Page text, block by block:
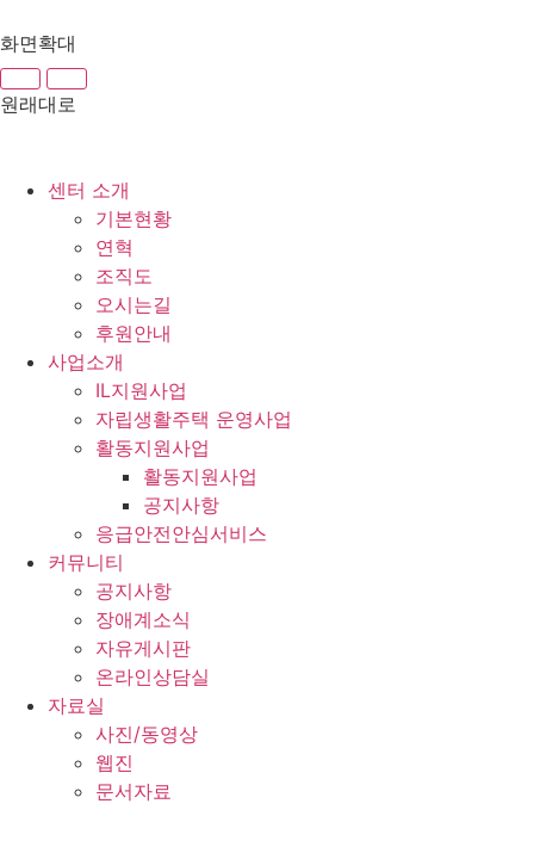
화면확대
원래대로
센터 소개
기본현황
연혁
조직도
오시는길
후원안내
사업소개
IL지원사업
자립생활주택 운영사업
활동지원사업
활동지원사업
공지사항
응급안전안심서비스
커뮤니티
공지사항
장애계소식
자유게시판
온라인상담실
자료실
사진/동영상
웹진
문서자료